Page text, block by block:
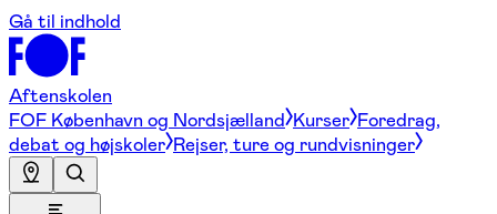
Gå til indhold
Aftenskolen
FOF København og Nordsjælland Kurser Foredrag,
debat og højskoler Rejser, ture og rundvisninger